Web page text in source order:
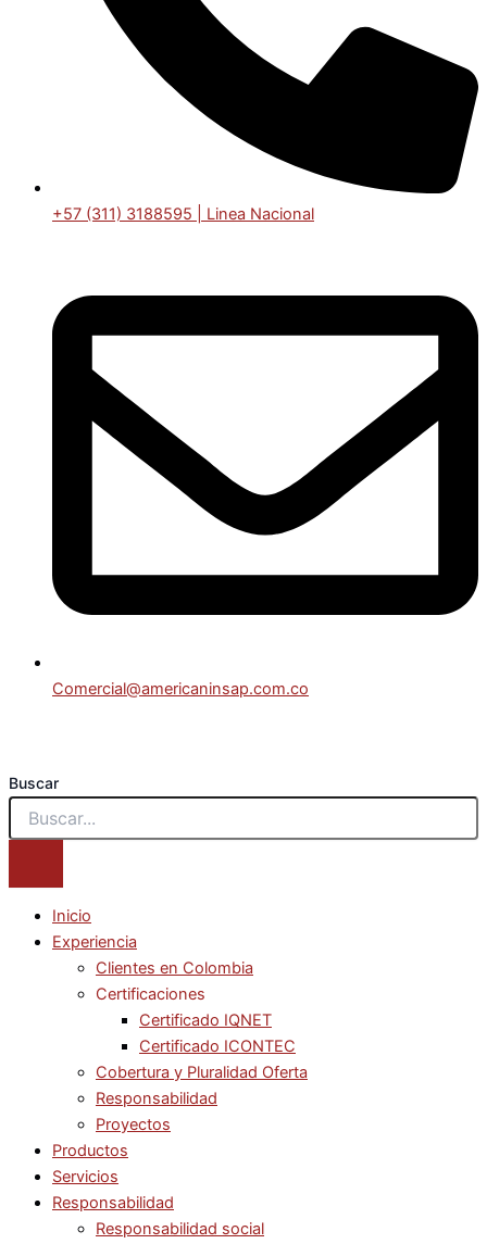
+57 (311) 3188595 | Linea Nacional
Comercial@americaninsap.com.co
Buscar
Inicio
Experiencia
Clientes en Colombia
Certificaciones
Certificado IQNET
Certificado ICONTEC
Cobertura y Pluralidad Oferta
Responsabilidad
Proyectos
Productos
Servicios
Responsabilidad
Responsabilidad social